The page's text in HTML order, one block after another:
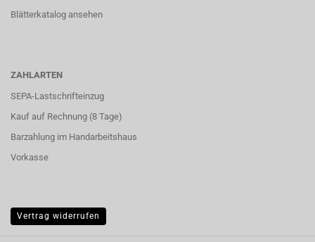
Blätterkatalog ansehen
ZAHLARTEN
SEPA-Lastschrifteinzug
Kauf auf Rechnung (8 Tage)
Barzahlung im Handarbeitshaus
Vorkasse
Vertrag widerrufen